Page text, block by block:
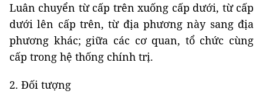
Luân chuyển từ cấp trên xuống cấp dưới, từ cấp
dưới lên cấp trên, từ địa phương này sang địa
phương khác; giữa các cơ quan, tổ chức cùng
cấp trong hệ thống chính trị.
2. Đối tượng